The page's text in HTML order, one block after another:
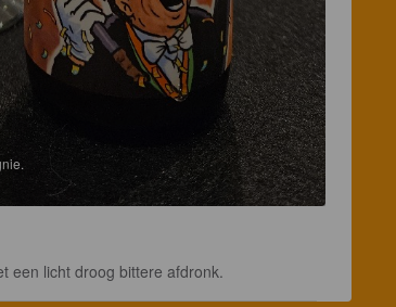
een licht droog bittere afdronk.